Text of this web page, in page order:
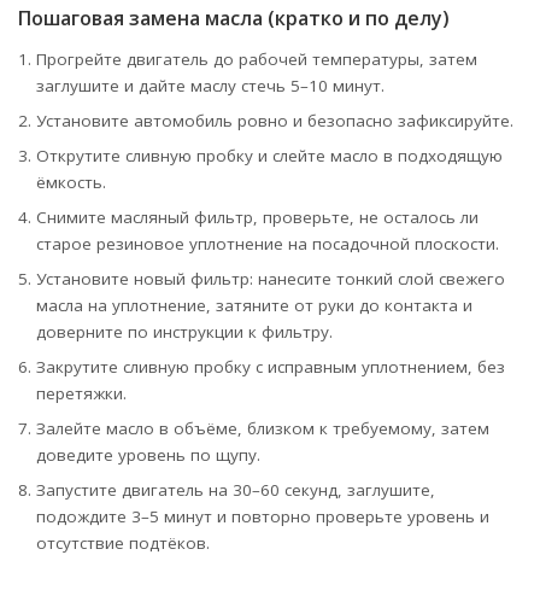
Пошаговая замена масла (кратко и по делу)
Прогрейте двигатель до рабочей температуры, затем
заглушите и дайте маслу стечь 5–10 минут.
Установите автомобиль ровно и безопасно зафиксируйте.
Открутите сливную пробку и слейте масло в подходящую
ёмкость.
Снимите масляный фильтр, проверьте, не осталось ли
старое резиновое уплотнение на посадочной плоскости.
Установите новый фильтр: нанесите тонкий слой свежего
масла на уплотнение, затяните от руки до контакта и
доверните по инструкции к фильтру.
Закрутите сливную пробку с исправным уплотнением, без
перетяжки.
Залейте масло в объёме, близком к требуемому, затем
доведите уровень по щупу.
Запустите двигатель на 30–60 секунд, заглушите,
подождите 3–5 минут и повторно проверьте уровень и
отсутствие подтёков.